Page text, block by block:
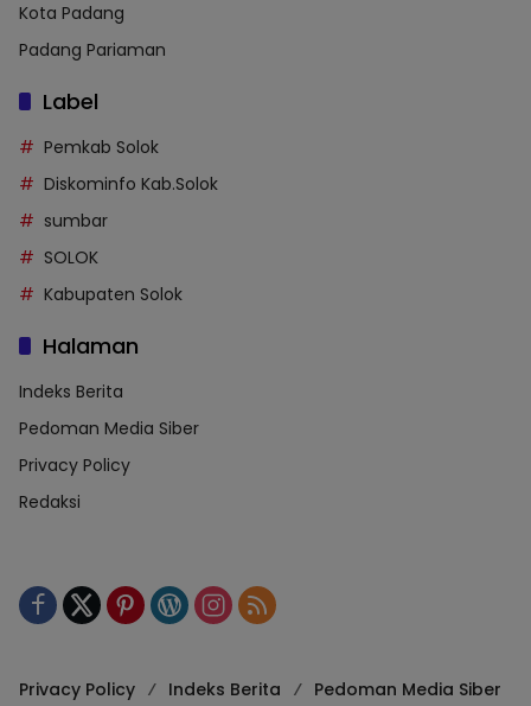
Kota Padang
Padang Pariaman
Label
Pemkab Solok
Diskominfo Kab.Solok
sumbar
SOLOK
Kabupaten Solok
Halaman
Indeks Berita
Pedoman Media Siber
Privacy Policy
Redaksi
Privacy Policy Indeks Berita Pedoman Media Siber